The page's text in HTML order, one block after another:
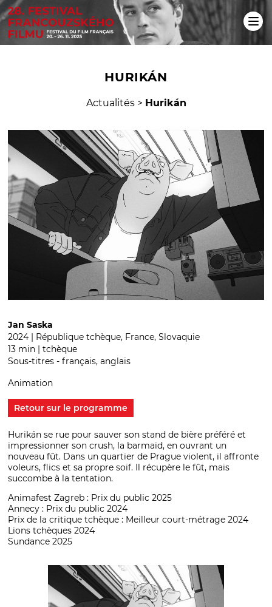
HURIKÁN
Actualités> Hurikán
Jan Saska
2024 | République tchèque, France, Slovaquie
13 min | tchèque
Sous-titres - français, anglais
Animation
Retour sur le programme
Hurikán se rue pour sauver son stand de bière préféré et
impressionner son crush, la barmaid, en ouvrant un
nouveau fût. Dans un quartier de Prague violent, il affronte
voleurs, flics et sa propre soif. Il récupère le fût, mais
succombe à la tentation.
Animafest Zagreb : Prix du public 2025
Annecy : Prix du public 2024
Prix de la critique tchèque : Meilleur court-métrage 2024
Lions tchèques 2024
Sundance 2025